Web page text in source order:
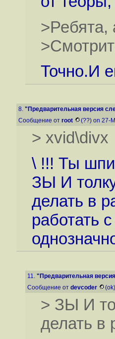
>Ребята,
Точно.И
8. "Предварительная версия
Сообщение от root (??) on 27-
> xvid\divx
\ !!! Ты
ЗЫ И
делать в
работать
11. "Предварительная
Сообщение от devcoder
> ЗЫ И
делать в